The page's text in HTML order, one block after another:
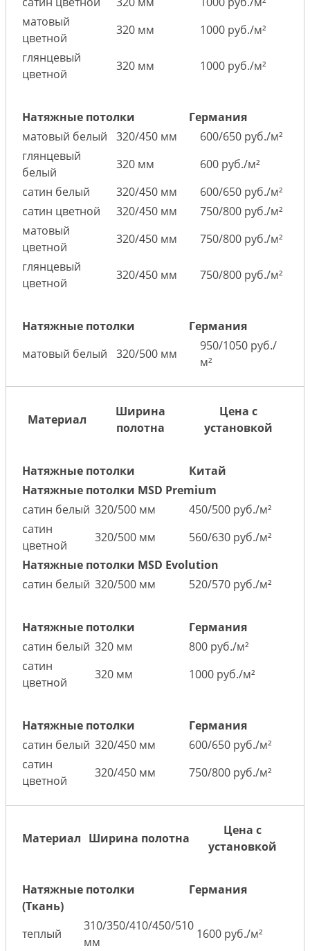
матовый
цветной
320 мм
1000 руб./м²
глянцевый
цветной
320 мм 1000 руб./м²
Натяжные потолки
Германия
матовый белый
320/450 мм
600/650 руб./м²
глянцевый
белый
320 мм
600 руб./м²
сатин белый
320/450 мм
600/650 руб./м²
сатин цветной
320/450 мм
750/800 руб./м²
матовый
цветной
320/450 мм
750/800 руб./м²
глянцевый
цветной
320/450 мм 750/800 руб./м²
Натяжные потолки
Германия
матовый белый
320/500 мм
950/1050 руб./
м²
Материал
Ширина
полотна
Цена с
установкой
Натяжные потолки
Китай
Натяжные потолки MSD Premium
сатин белый 320/500 мм
450/500 руб./м²
сатин
цветной
320/500 мм
560/630 руб./м²
Натяжные потолки MSD Evolution
сатин белый 320/500 мм 520/570 руб./м²
Натяжные потолки
Германия
сатин белый 320 мм
800 руб./м²
сатин
цветной
320 мм 1000 руб./м²
Натяжные потолки
Германия
сатин белый 320/450 мм
600/650 руб./м²
сатин
цветной
320/450 мм 750/800 руб./м²
Материал Ширина полотна
Цена с
установкой
Натяжные потолки
Германия
(Ткань)
теплый
310/350/410/450/510
мм
1600 руб./м²